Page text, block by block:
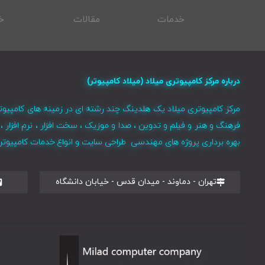
خدمات مقالات
درباره مرکز کامپیوتری میلاد (میلاد کامپیوتر)
مرکز کامپیوتری میلاد یک هلدینگ چند رشته ای در زمینه های
فرهنگ و هنر و فیلم و تدوین ، صدا و موزیک ، سخت افزار ، نرم
بهره برداری پروژه های مهندسی طراحی سایت و انواع خدمات
تهران - دماوند - میدان قدس - خیابان دانشگاه